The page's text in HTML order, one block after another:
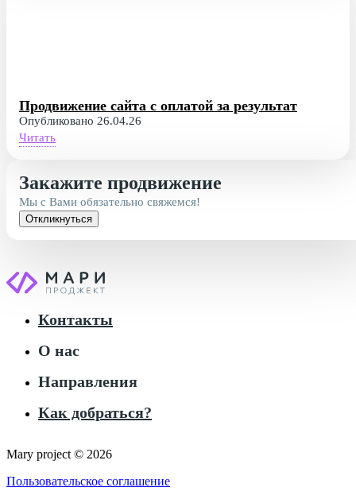
Продвижение сайта с оплатой за результат
Опубликовано 26.04.26
Читать
Закажите продвижение
Мы с Вами обязательно свяжемся!
Откликнуться
Контакты
О нас
Направления
Как добраться?
Mary project © 2026
Пользовательское соглашение